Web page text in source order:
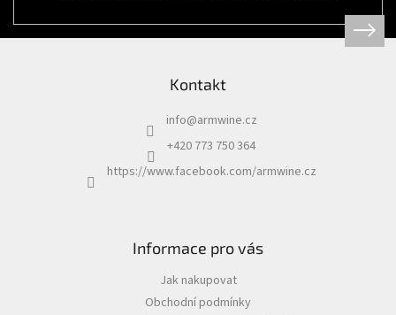
Kontakt
info@armwine.cz
+420 773 750 364
https://www.facebook.com/armwine.cz
Informace pro vás
Jak nakupovat
Obchodní podmínky